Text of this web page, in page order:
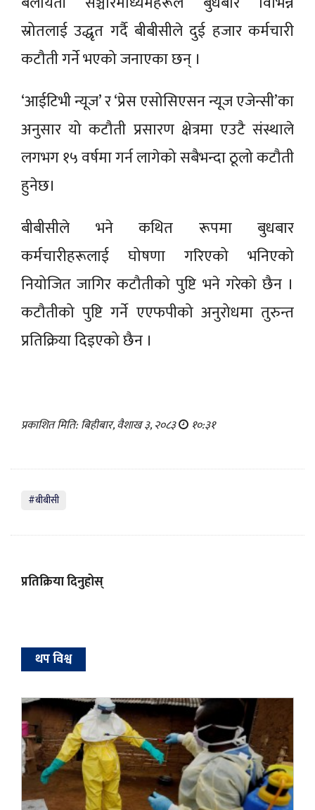
स्रोतलाई उद्धृत गर्दै बीबीसीले दुई हजार कर्मचारी
कटौती गर्ने भएको जनाएका छन् ।
‘आईटिभी न्यूज’ र ‘प्रेस एसोसिएसन न्यूज एजेन्सी’का
अनुसार यो कटौती प्रसारण क्षेत्रमा एउटै संस्थाले
लगभग १५ वर्षमा गर्न लागेको सबैभन्दा ठूलो कटौती
हुनेछ।
बीबीसीले भने कथित रूपमा बुधबार
कर्मचारीहरूलाई घोषणा गरिएको भनिएको
नियोजित जागिर कटौतीको पुष्टि भने गरेको छैन ।
कटौतीको पुष्टि गर्ने एएफपीको अनुरोधमा तुरुन्त
प्रतिक्रिया दिइएको छैन ।
प्रकाशित मिति: बिहीबार, वैशाख ३, २०८३ १०:३१
#बीबीसी
प्रतिक्रिया दिनुहोस्
थप विश्व